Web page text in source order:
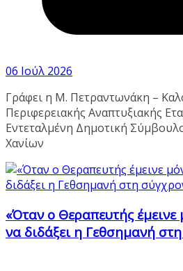
06 Ιούλ 2026
Γράφει η Μ. Πετραντωνάκη –
Περιφερειακής Αναπτυξιακής
Εντεταλμένη Δημοτική
Χανίων
«Όταν ο Θεραπευτής έμεινε
να διδάξει η Γεθσημανή